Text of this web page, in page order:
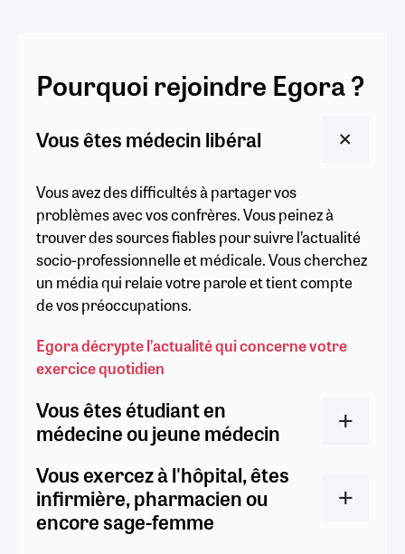
Pourquoi rejoindre Egora ?
Vous êtes médecin libéral
Vous avez des difficultés à partager vos
problèmes avec vos confrères. Vous peinez à
trouver des sources fiables pour suivre l’actualité
socio-professionnelle et médicale. Vous cherchez
un média qui relaie votre parole et tient compte
de vos préoccupations.
Egora décrypte l’actualité qui concerne votre
exercice quotidien
Vous êtes étudiant en
médecine ou jeune médecin
Vous exercez à l'hôpital, êtes
infirmière, pharmacien ou
encore sage-femme